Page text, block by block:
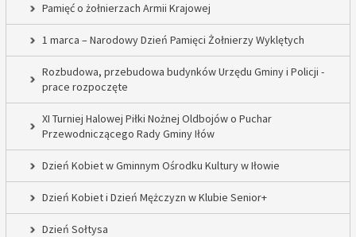
Pamięć o żołnierzach Armii Krajowej
1 marca – Narodowy Dzień Pamięci Żołnierzy Wyklętych
Rozbudowa, przebudowa budynków Urzędu Gminy i Policji -
prace rozpoczęte
XI Turniej Halowej Piłki Nożnej Oldbojów o Puchar
Przewodniczącego Rady Gminy Iłów
Dzień Kobiet w Gminnym Ośrodku Kultury w Iłowie
Dzień Kobiet i Dzień Mężczyzn w Klubie Senior+
Dzień Sołtysa